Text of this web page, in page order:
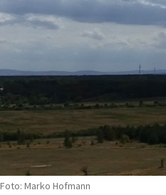
Foto: Marko Hofmann